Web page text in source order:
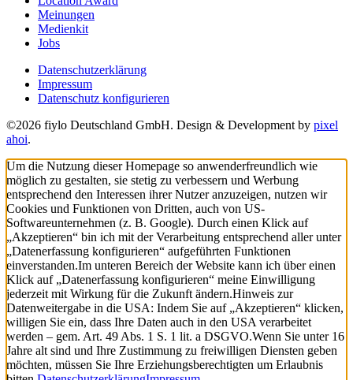
Meinungen
Medienkit
Jobs
Datenschutzerklärung
Impressum
Datenschutz konfigurieren
©2026 fiylo Deutschland GmbH. Design & Development by pixel
ahoi.
Um die Nutzung dieser Homepage so anwenderfreundlich wie
möglich zu gestalten, sie stetig zu verbessern und Werbung
entsprechend den Interessen ihrer Nutzer anzuzeigen, nutzen wir
Cookies und Funktionen von Dritten, auch von US-
Softwareunternehmen (z. B. Google). Durch einen Klick auf
„Akzeptieren“ bin ich mit der Verarbeitung entsprechend aller unter
„Datenerfassung konfigurieren“ aufgeführten Funktionen
einverstanden.Im unteren Bereich der Website kann ich über einen
Klick auf „Datenerfassung konfigurieren“ meine Einwilligung
jederzeit mit Wirkung für die Zukunft ändern.Hinweis zur
Datenweitergabe in die USA: Indem Sie auf „Akzeptieren“ klicken,
willigen Sie ein, dass Ihre Daten auch in den USA verarbeitet
werden – gem. Art. 49 Abs. 1 S. 1 lit. a DSGVO.Wenn Sie unter 16
Jahre alt sind und Ihre Zustimmung zu freiwilligen Diensten geben
möchten, müssen Sie Ihre Erziehungsberechtigten um Erlaubnis